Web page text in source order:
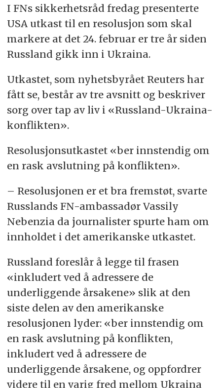
I FNs sikkerhetsråd fredag presenterte
USA utkast til en resolusjon som skal
markere at det 24. februar er tre år siden
Russland gikk inn i Ukraina.
Utkastet, som nyhetsbyrået Reuters har
fått se, består av tre avsnitt og beskriver
sorg over tap av liv i «Russland-Ukraina-
konflikten».
Resolusjonsutkastet «ber innstendig om
en rask avslutning på konflikten».
– Resolusjonen er et bra fremstøt, svarte
Russlands FN-ambassadør Vassily
Nebenzia da journalister spurte ham om
innholdet i det amerikanske utkastet.
Russland foreslår å legge til frasen
«inkludert ved å adressere de
underliggende årsakene» slik at den
siste delen av den amerikanske
resolusjonen lyder: «ber innstendig om
en rask avslutning på konflikten,
inkludert ved å adressere de
underliggende årsakene, og oppfordrer
videre til en varig fred mellom Ukraina